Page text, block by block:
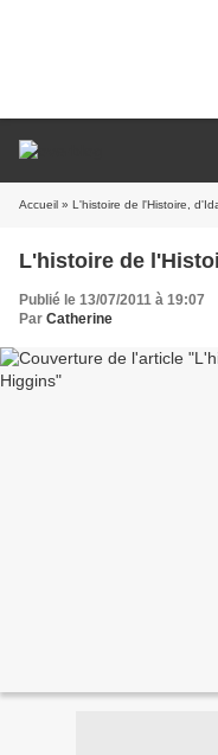
Accueil » L'histoire de l'Histoire,
L'histoire de
Publié le 13/07/2011 à 19:07
Par Catherine